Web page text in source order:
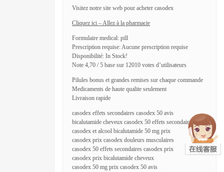
Visitez notre site web pour acheter casodex
Cliquez ici – Allez à la pharmacie
Formulaire medical: pill
Prescription requise: Aucune prescription requise
Disponibilité: In Stock!
Note 4,70 / 5 base sur 12010 votes d’utilisateurs
Pilules bonus et grandes remises sur chaque commande
Medicaments de haute qualite seulement
Livraison rapide
casodex effets secondaires casodex 50 avis
bicalutamide cheveux casodex 50 effets secondaires
casodex et alcool bicalutamide 50 mg prix
casodex prix casodex douleurs musculaires
casodex 50 effets secondaires casodex prix
casodex prix bicalutamide cheveux
casodex 50 mg prix casodex 50 avis